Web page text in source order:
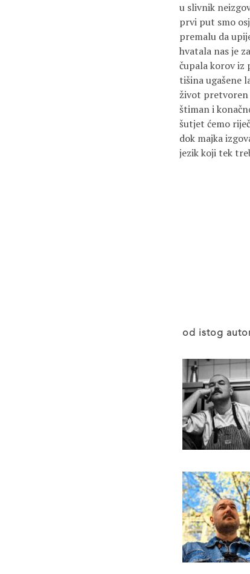
u slivnik
prvi put smo
premalu da
hvatala nas je
čupala korov iz
tišina ugašene
život pretvoren
štiman i
šutjet ćemo
dok majka
jezik koji tek
od istog